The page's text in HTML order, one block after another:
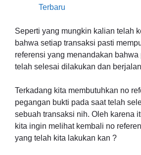
Terbaru
Seperti yang mungkin kalian telah
bahwa setiap transaksi pasti
referensi yang menandakan bahwa
telah selesai dilakukan dan
Terkadang kita membutuhkan no
pegangan bukti pada saat telah
sebuah transaksi nih. Oleh karena
kita ingin melihat kembali no
yang telah kita lakukan kan ?